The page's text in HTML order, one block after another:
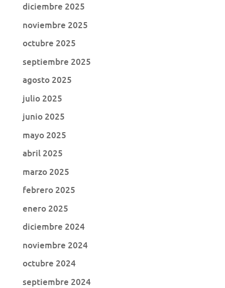
diciembre 2025
noviembre 2025
octubre 2025
septiembre 2025
agosto 2025
julio 2025
junio 2025
mayo 2025
abril 2025
marzo 2025
febrero 2025
enero 2025
diciembre 2024
noviembre 2024
octubre 2024
septiembre 2024